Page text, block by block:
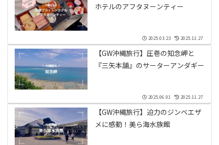
ホテルのアフタヌーンティー
2025.03.23 2025.11.27
【GW沖縄旅行】圧巻の知念岬と
『三矢本舗』のサーターアンダギー
2025.06.01 2025.11.27
【GW沖縄旅行】迫力のジンベエザ
メに感動！美ら海水族館